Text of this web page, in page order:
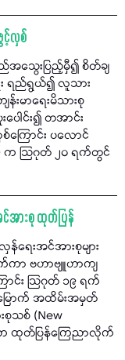
င့်လှစ်
သွေးပြည့်မှီ၍ စိတ်ချ
း ရည်ရွယ်၍ လူသား
းမာရေးမိသားစု
ေါင်း၍ တအာင်း
ကြောင်း ပလောင်
က သြဂုတ် ၂၀ ရက်တွင်
ားစု ထုတ်ပြန်
ေးအင်အားစုများ
က်ကာ ဗဟာဗျူဟာကျ
ာင်း သြဂုတ် ၁၉ ရက်
ြောက် အထိမ်းအမှတ်
သစ် (New
က ထုတ်ပြန်ကြေညာလိုက်